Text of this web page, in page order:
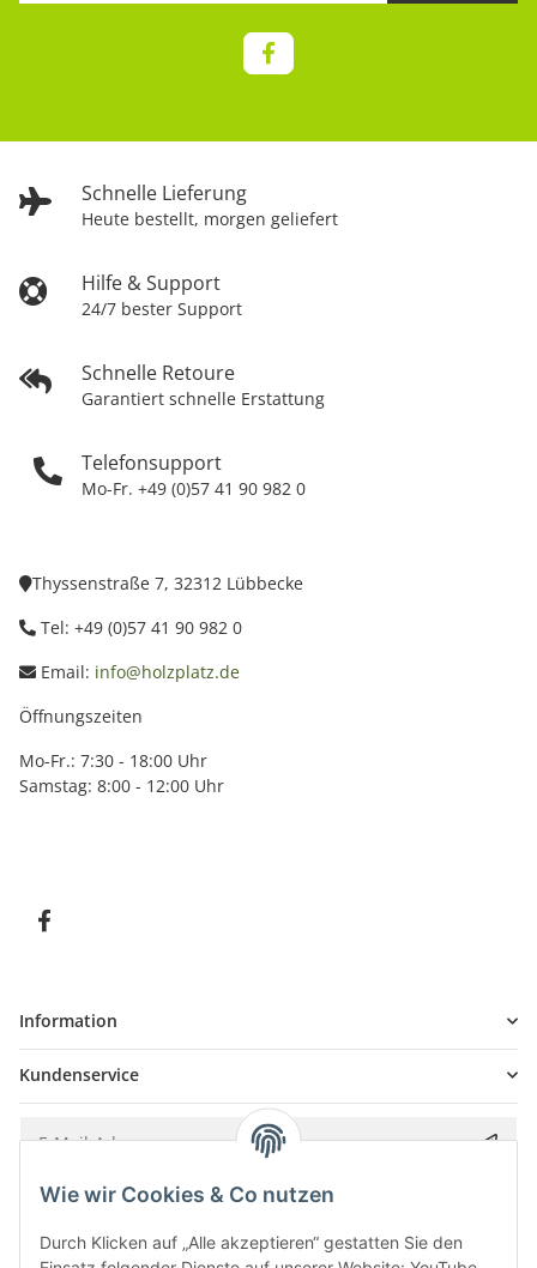
Schnelle Lieferung
Heute bestellt, morgen geliefert
Hilfe & Support
24/7 bester Support
Schnelle Retoure
Garantiert schnelle Erstattung
Telefonsupport
Mo-Fr. +49 (0)57 41 90 982 0
Thyssenstraße 7, 32312 Lübbecke
Tel: +49 (0)57 41 90 982 0
Email: info@holzplatz.de
Öffnungszeiten
Mo-Fr.: 7:30 - 18:00 Uhr
Samstag: 8:00 - 12:00 Uhr
Information
Kundenservice
Bitte senden Sie mir entsprechend IhrerDatenschutzerklärung
Wie wir Cookies & Co nutzen
Durch Klicken auf „Alle akzeptieren“ gestatten Sie den